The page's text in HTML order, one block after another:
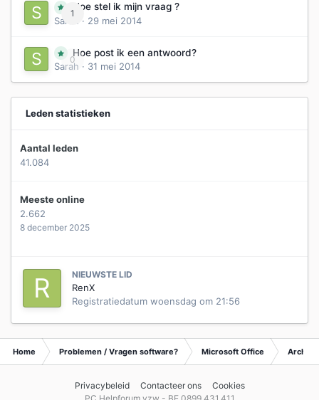
1
Hoe stel ik mijn vraag ?
Sarah
· 29 mei 2014
0
Hoe post ik een antwoord?
Sarah · 31 mei 2014
Leden statistieken
Aantal leden
41.084
Meeste online
2.662
8 december 2025
NIEUWSTE LID
RenX
Registratiedatum woensdag om 21:56
Home Problemen / Vragen software? Microsoft Office Archief
Privacybeleid Contacteer ons
Cookies